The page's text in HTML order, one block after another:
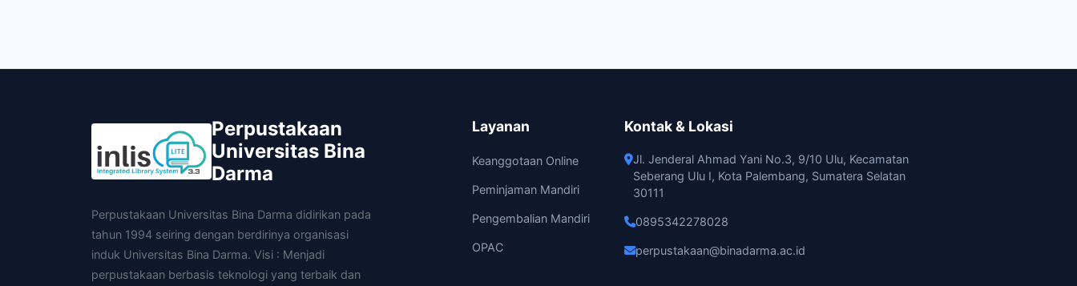
Perpustakaan
Universitas Bina
Darma
Perpustakaan Universitas Bina Darma didirikan pada
tahun 1994 seiring dengan berdirinya organisasi
induk Universitas Bina Darma. Visi : Menjadi
perpustakaan berbasis teknologi yang terbaik dan
Layanan
Keanggotaan Online
Peminjaman Mandiri
Pengembalian Mandiri
OPAC
Kontak & Lokasi
Jl. Jenderal Ahmad Yani No.3, 9/10 Ulu, Kecamatan
Seberang Ulu I, Kota Palembang, Sumatera Selatan
30111
0895342278028
perpustakaan@binadarma.ac.id